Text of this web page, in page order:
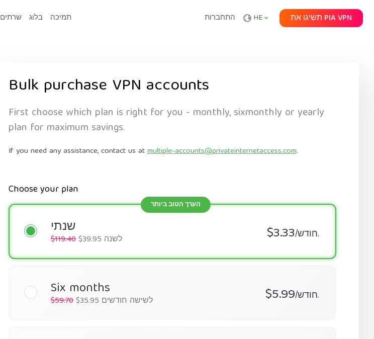
שרתים בלוג תמיכה התחברות HE תשיגו את PIA VPN
Bulk purchase VPN accounts
First choose which plan is right for you - monthly, sixmonthly or yearly
plan for maximum savings.
If you need any assistance, contact us atmultiple-accounts@privateinternetaccess.com.
Choose your plan
שנתי $3.33 /חודש. $119.40 $39.95 לשנה
Six months $5.99 /חודש. $59.70 $35.95 לשישה חודשים